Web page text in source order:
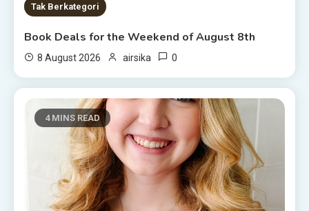
Tak Berkategori
Book Deals for the Weekend of August 8th
8 August 2026 airsika 0
4 MINS READ